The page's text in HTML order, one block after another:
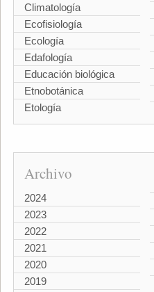
Climatología
Ecofisiología
Ecología
Edafología
Educación biológica
Etnobotánica
Etología
Archivo
2024
2023
2022
2021
2020
2019